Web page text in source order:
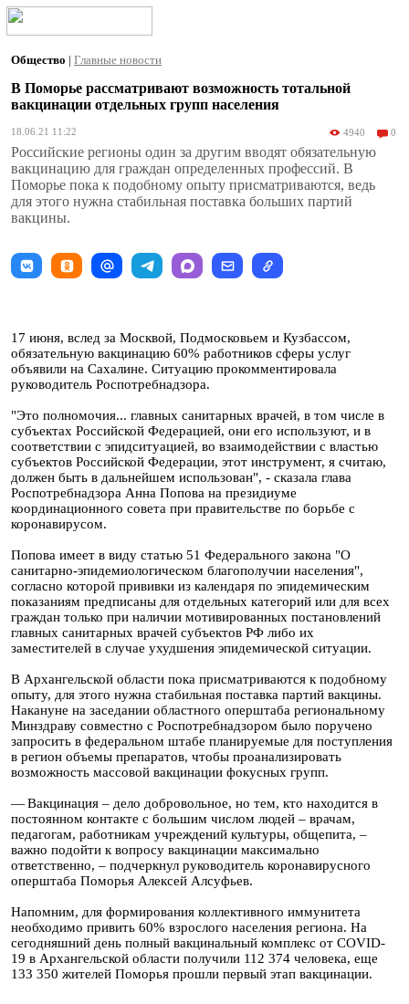
Общество | Главные новости
В Поморье рассматривают возможность тотальной
вакцинации отдельных групп населения
18.06.21 11:22 4940 0
Российские регионы один за другим вводят обязательную
вакцинацию для граждан определенных профессий. В
Поморье пока к подобному опыту присматриваются, ведь
для этого нужна стабильная поставка больших партий
вакцины.
17 июня, вслед за Москвой, Подмосковьем и Кузбассом,
обязательную вакцинацию 60% работников сферы услуг
объявили на Сахалине. Ситуацию прокомментировала
руководитель Роспотребнадзора.
"Это полномочия... главных санитарных врачей, в том числе в
субъектах Российской Федерацией, они его используют, и в
соответствии с эпидситуацией, во взаимодействии с властью
субъектов Российской Федерации, этот инструмент, я считаю,
должен быть в дальнейшем использован", - сказала глава
Роспотребнадзора Анна Попова на президиуме
координационного совета при правительстве по борьбе с
коронавирусом.
Попова имеет в виду статью 51 Федерального закона "О
санитарно-эпидемиологическом благополучии населения",
согласно которой прививки из календаря по эпидемическим
показаниям предписаны для отдельных категорий или для всех
граждан только при наличии мотивированных постановлений
главных санитарных врачей субъектов РФ либо их
заместителей в случае ухудшения эпидемической ситуации.
В Архангельской области пока присматриваются к подобному
опыту, для этого нужна стабильная поставка партий вакцины.
Накануне на заседании областного оперштаба региональному
Минздраву совместно с Роспотребнадзором было поручено
запросить в федеральном штабе планируемые для поступления
в регион объемы препаратов, чтобы проанализировать
возможность массовой вакцинации фокусных групп.
— Вакцинация – дело добровольное, но тем, кто находится в
постоянном контакте с большим числом людей – врачам,
педагогам, работникам учреждений культуры, общепита, –
важно подойти к вопросу вакцинации максимально
ответственно, – подчеркнул руководитель коронавирусного
оперштаба Поморья Алексей Алсуфьев.
Напомним, для формирования коллективного иммунитета
необходимо привить 60% взрослого населения региона. На
сегодняшний день полный вакцинальный комплекс от COVID-
19 в Архангельской области получили 112 374 человека, еще
133 350 жителей Поморья прошли первый этап вакцинации.